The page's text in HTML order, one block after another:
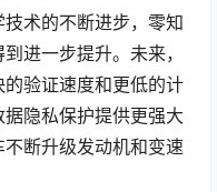
技术的不断进步，零知
进一步提升。未来，
验证速度和更低的计
隐私保护提供更强大
断升级发动机和变速